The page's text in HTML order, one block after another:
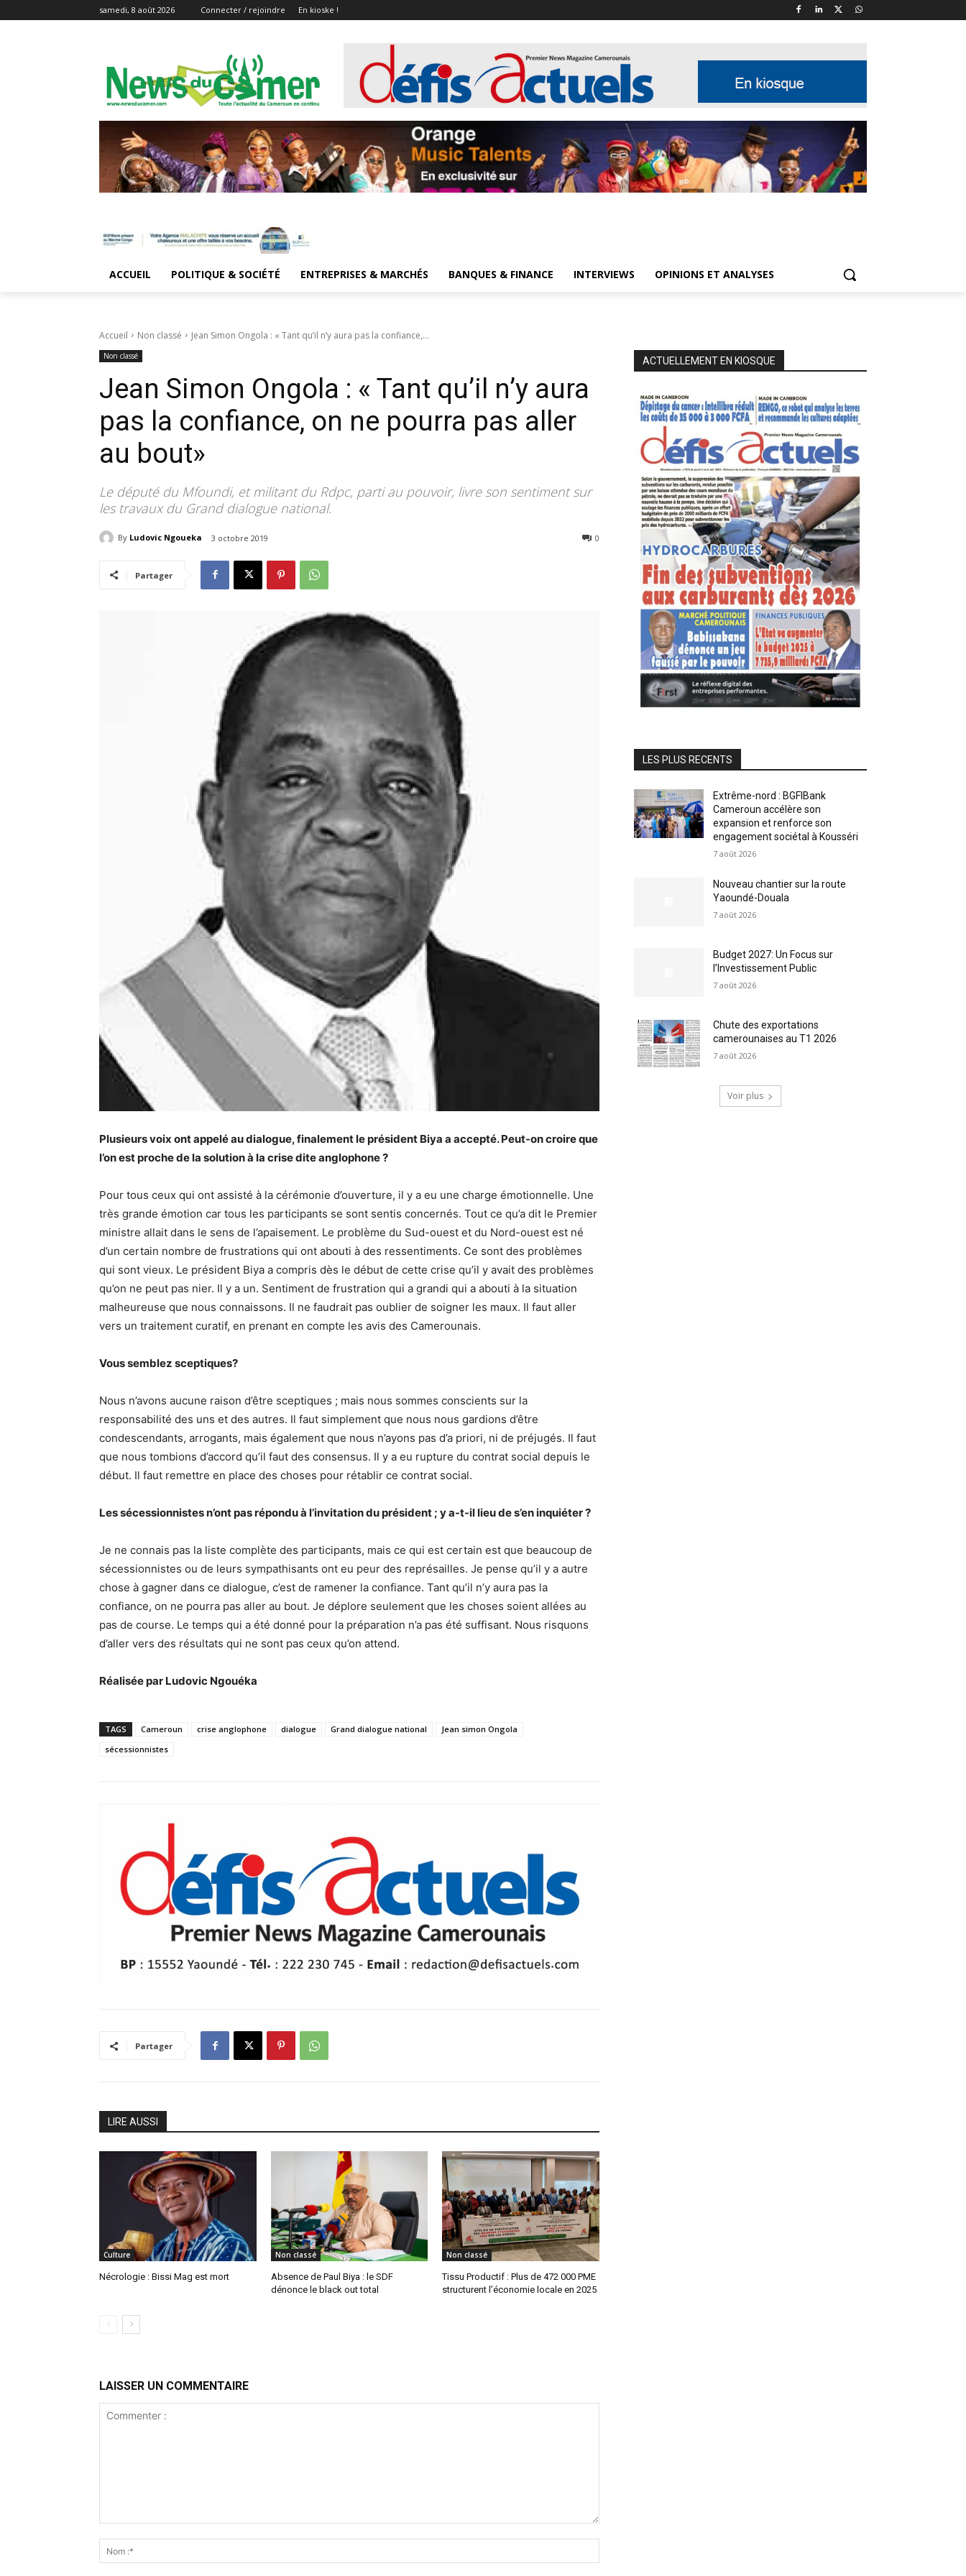
samedi, 8 août 2026 Connecter / rejoindre En kioske !
ACCUEIL POLITIQUE & SOCIÉTÉ ENTREPRISES & MARCHÉS BANQUES & FINANCE INTERVIEWS OPINIONS ET ANALYSES
Accueil Non classé Jean Simon Ongola : « Tant qu’il n’y aura pas la confiance,...
Non classé
Jean Simon Ongola : « Tant qu’il n’y aura
pas la confiance, on ne pourra pas aller
au bout»
Le député du Mfoundi, et militant du Rdpc, parti au pouvoir, livre son sentiment sur
les travaux du Grand dialogue national.
By Ludovic Ngoueka 3 octobre 2019 0
Partager
Plusieurs voix ont appelé au dialogue, finalement le président Biya a accepté. Peut-on croire que
l’on est proche de la solution à la crise dite anglophone ?
Pour tous ceux qui ont assisté à la cérémonie d’ouverture, il y a eu une charge émotionnelle. Une
très grande émotion car tous les participants se sont sentis concernés. Tout ce qu’a dit le Premier
ministre allait dans le sens de l’apaisement. Le problème du Sud-ouest et du Nord-ouest est né
d’un certain nombre de frustrations qui ont abouti à des ressentiments. Ce sont des problèmes
qui sont vieux. Le président Biya a compris dès le début de cette crise qu’il y avait des problèmes
qu’on ne peut pas nier. Il y a un. Sentiment de frustration qui a grandi qui a abouti à la situation
malheureuse que nous connaissons. Il ne faudrait pas oublier de soigner les maux. Il faut aller
vers un traitement curatif, en prenant en compte les avis des Camerounais.
Vous semblez sceptiques?
Nous n’avons aucune raison d’être sceptiques ; mais nous sommes conscients sur la
responsabilité des uns et des autres. Il faut simplement que nous nous gardions d’être
condescendants, arrogants, mais également que nous n’ayons pas d’a priori, ni de préjugés. Il faut
que nous tombions d’accord qu’il faut des consensus. Il y a eu rupture du contrat social depuis le
début. Il faut remettre en place des choses pour rétablir ce contrat social.
Les sécessionnistes n’ont pas répondu à l’invitation du président ; y a-t-il lieu de s’en inquiéter ?
Je ne connais pas la liste complète des participants, mais ce qui est certain est que beaucoup de
sécessionnistes ou de leurs sympathisants ont eu peur des représailles. Je pense qu’il y a autre
chose à gagner dans ce dialogue, c’est de ramener la confiance. Tant qu’il n’y aura pas la
confiance, on ne pourra pas aller au bout. Je déplore seulement que les choses soient allées au
pas de course. Le temps qui a été donné pour la préparation n’a pas été suffisant. Nous risquons
d’aller vers des résultats qui ne sont pas ceux qu’on attend.
Réalisée par Ludovic Ngouéka
TAGS Cameroun crise anglophone dialogue Grand dialogue national
Jean simon Ongola
sécessionnistes
Partager
LIRE AUSSI
Culture
Nécrologie : Bissi Mag est mort
Non classé
Absence de Paul Biya : le SDF
dénonce le black out total
Non classé
Tissu Productif : Plus de 472 000 PME
structurent l’économie locale en 2025
LAISSER UN COMMENTAIRE
:*
ACTUELLEMENT EN KIOSQUE
LES PLUS RECENTS
Extrême-nord : BGFIBank
Cameroun accélère son
expansion et renforce son
engagement sociétal à Kousséri
7 août 2026
Nouveau chantier sur la route
Yaoundé-Douala
7 août 2026
Budget 2027: Un Focus sur
l’Investissement Public
7 août 2026
Chute des exportations
camerounaises au T1 2026
7 août 2026
Voir plus